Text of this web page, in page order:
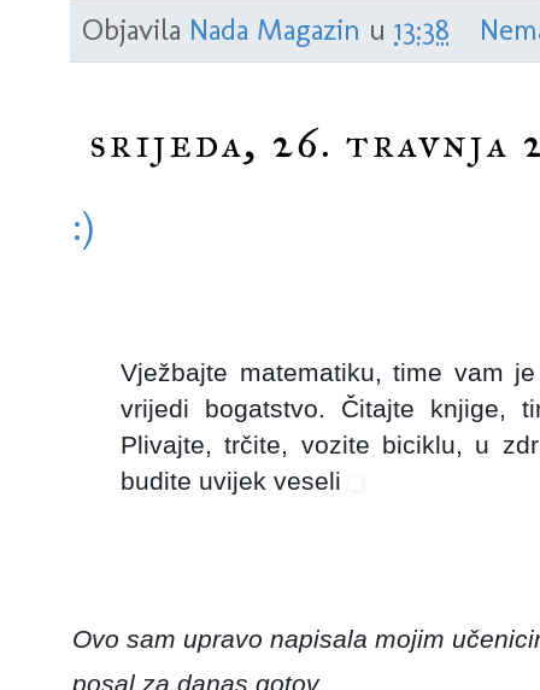
Objavila Nada Magazin u 13:38
srijeda, 26. travnja
:)
Vježbajte matematiku, time vam
vrijedi bogatstvo. Čitajte knjige,
Plivajte, trčite, vozite biciklu, u
budite uvijek veseli
Ovo sam upravo napisala mojim
posal za danas gotov.